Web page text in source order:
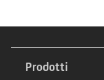
Prodotti